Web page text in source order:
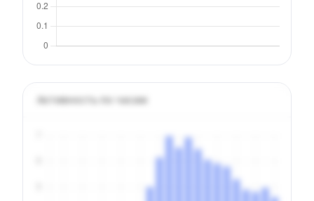
Активность по часам